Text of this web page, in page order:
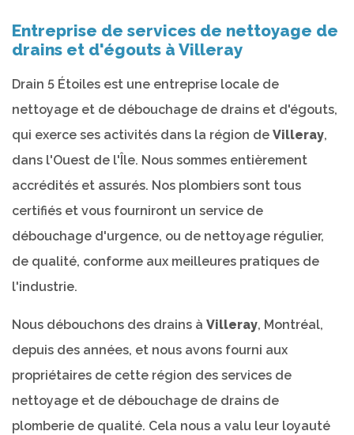
Entreprise de services de nettoyage de
drains et d'égouts à Villeray
Drain 5 Étoiles est une entreprise locale de
nettoyage et de débouchage de drains et d'égouts,
qui exerce ses activités dans la région de Villeray,
dans l'Ouest de l'Île. Nous sommes entièrement
accrédités et assurés. Nos plombiers sont tous
certifiés et vous fourniront un service de
débouchage d'urgence, ou de nettoyage régulier,
de qualité, conforme aux meilleures pratiques de
l'industrie.
Nous débouchons des drains à Villeray, Montréal,
depuis des années, et nous avons fourni aux
propriétaires de cette région des services de
nettoyage et de débouchage de drains de
plomberie de qualité. Cela nous a valu leur loyauté